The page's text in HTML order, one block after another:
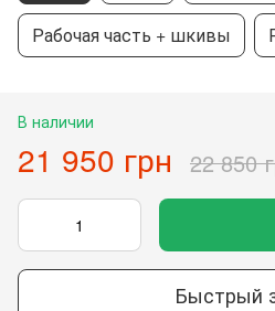
Рабочая часть + шкивы
В наличии
21 950 грн 22 850
Быстрый